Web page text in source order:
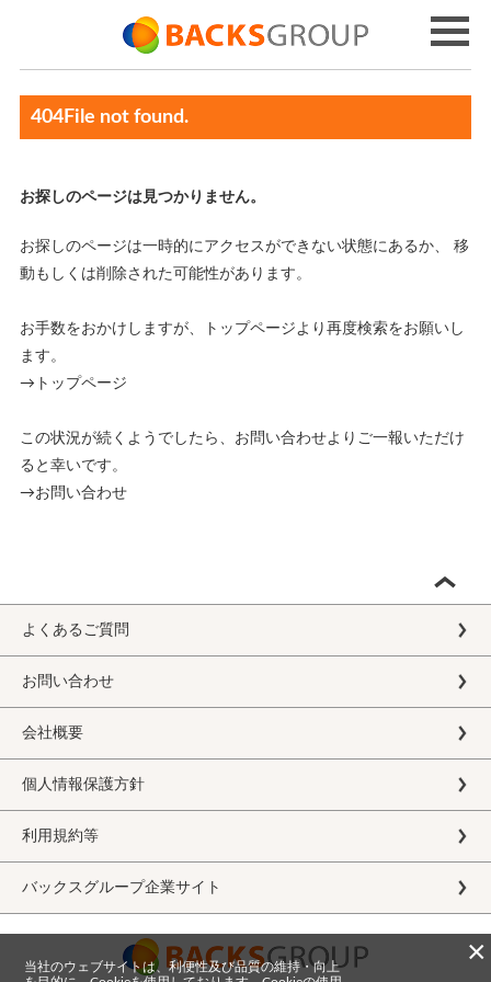
404File not found.
お探しのページは見つかりません。
お探しのページは一時的にアクセスができない状態にあるか、 移
動もしくは削除された可能性があります。
お手数をおかけしますが、トップページより再度検索をお願いし
ます。
→トップページ
この状況が続くようでしたら、お問い合わせよりご一報いただけ
ると幸いです。
→お問い合わせ
よくあるご質問
お問い合わせ
会社概要
個人情報保護方針
利用規約等
バックスグループ企業サイト
×
当社のウェブサイトは、利便性及び品質の維持・向上